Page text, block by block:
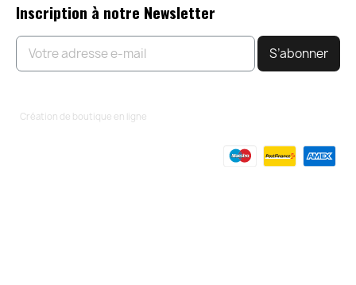
Inscription à notre Newsletter
S’abonner
Création de boutique en ligne